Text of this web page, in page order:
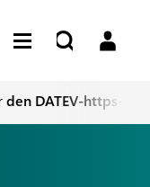
DATEV-https-